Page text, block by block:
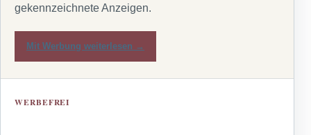
gekennzeichnete Anzeigen.
Mit Werbung weiterlesen →
WERBEFREI